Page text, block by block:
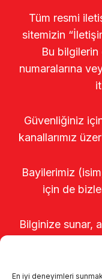
En iyi deneyimleri
Tüm resmi
sitemizin
Bu bilgilerin
numaralarına
Güvenliğiniz
kanallarımız
Bayilerimiz
için de
Bilginize sunar,